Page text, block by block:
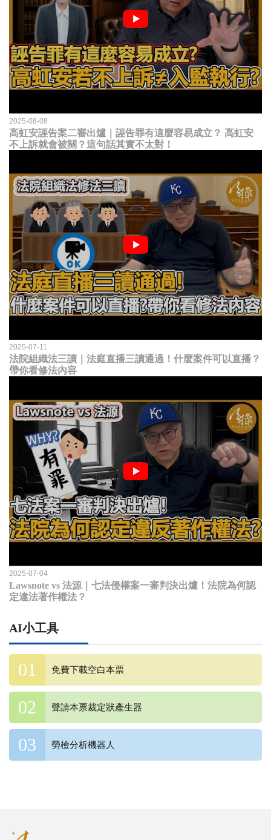
2025-08-08
高虹安誣告案二審出爐｜誣告罪有這麼容易成立？ 高虹安
不上訴就會被關？這句話其實不太對！
2025-07-11
法院組織法三讀｜法庭直播三讀通過！什麼案件可以直播？
帶你看修法內容
2025-07-04
Lawsnote vs 法源｜七法侵權案一審判決出爐！法院為何認
定違法著作權法？
AI小工具
免費下載空白本票
聲請本票裁定狀產生器
勞檢分析機器人